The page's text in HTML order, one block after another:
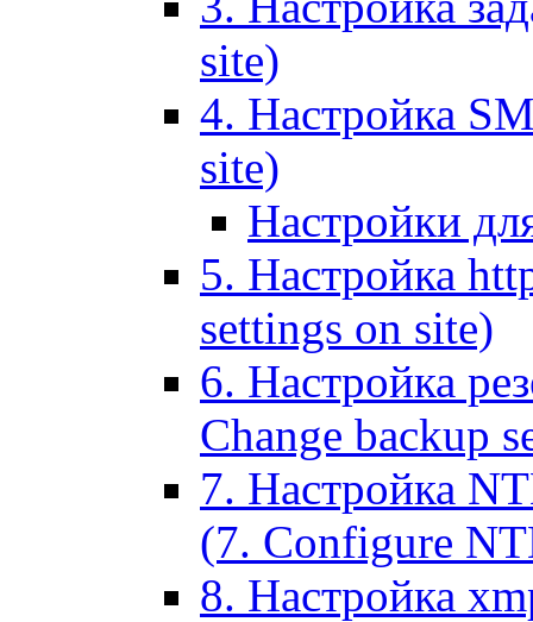
site)
4. Настройка
site)
Настройки
5. Настройка
settings on site)
6. Настройка
Change backup
7. Настройка
(7. Configure
8. Настройка